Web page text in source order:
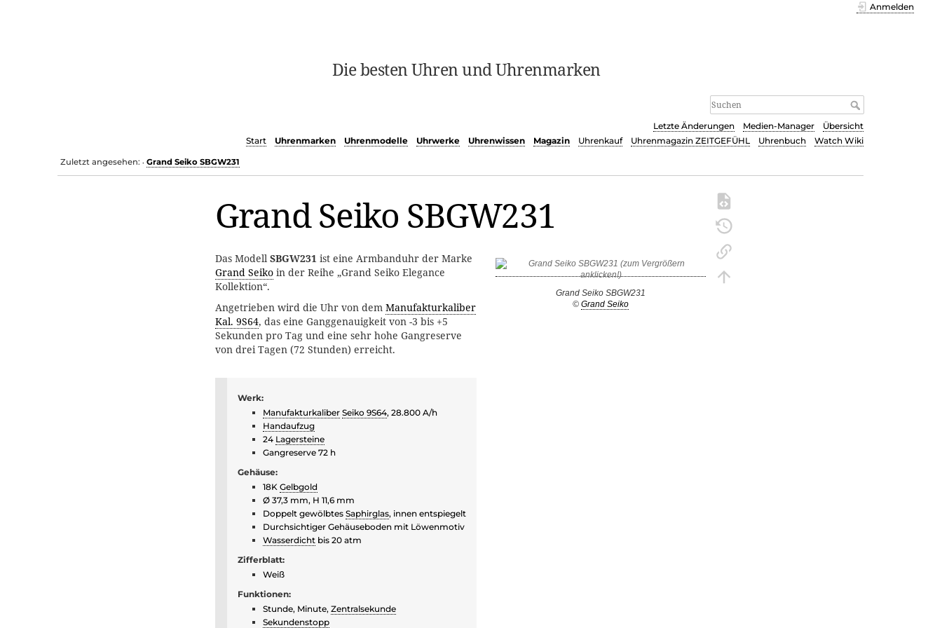
Die besten Uhren und Uhrenmarken
Anmelden
Letzte Änderungen Medien-Manager
Übersicht
Start
Uhrenmarken Uhrenmodelle Uhrwerke Uhrenwissen Magazin Uhrenkauf Uhrenmagazin ZEITGEFÜHL Uhrenbuch Watch Wiki
Zuletzt angesehen: • Grand Seiko SBGW231
Grand Seiko SBGW231
Grand Seiko SBGW231
© Grand Seiko
Das Modell SBGW231 ist eine Armbanduhr der Marke
Grand Seiko in der Reihe „Grand Seiko Elegance
Kollektion“.
Angetrieben wird die Uhr von dem Manufakturkaliber
Kal. 9S64, das eine Ganggenauigkeit von -3 bis +5
Sekunden pro Tag und eine sehr hohe Gangreserve
von drei Tagen (72 Stunden) erreicht.
Werk:
Manufakturkaliber Seiko 9S64, 28.800 A/h
Handaufzug
24 Lagersteine
Gangreserve 72 h
Gehäuse:
18K Gelbgold
Ø 37,3 mm, H 11,6 mm
Doppelt gewölbtes Saphirglas, innen entspiegelt
Durchsichtiger Gehäuseboden mit Löwenmotiv
Wasserdicht bis 20 atm
Zifferblatt:
Weiß
Funktionen:
Stunde, Minute, Zentralsekunde
Sekundenstopp